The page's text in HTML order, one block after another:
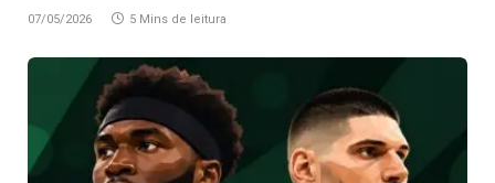
07/05/2026 5 Mins de leitura